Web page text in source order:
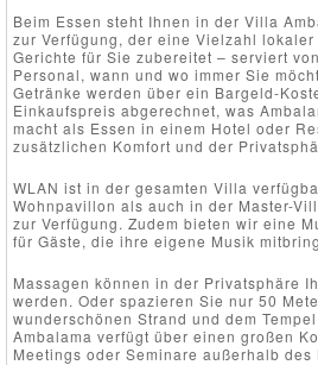
Beim Essen steht Ihnen in der Villa
zur Verfügung, der eine Vielzahl
Gerichte für Sie zubereitet – serviert
Personal, wann und wo immer Sie
Getränke werden über ein Bargeld-
Einkaufspreis abgerechnet, was
macht als Essen in einem Hotel oder
zusätzlichen Komfort und der
WLAN ist in der gesamten Villa
Wohnpavillon als auch in der Master-
zur Verfügung. Zudem bieten wir eine
für Gäste, die ihre eigene Musik
Massagen können in der Privatsphäre
werden. Oder spazieren Sie nur 50
wunderschönen Strand und dem
Ambalama verfügt über einen großen
Meetings oder Seminare außerhalb des